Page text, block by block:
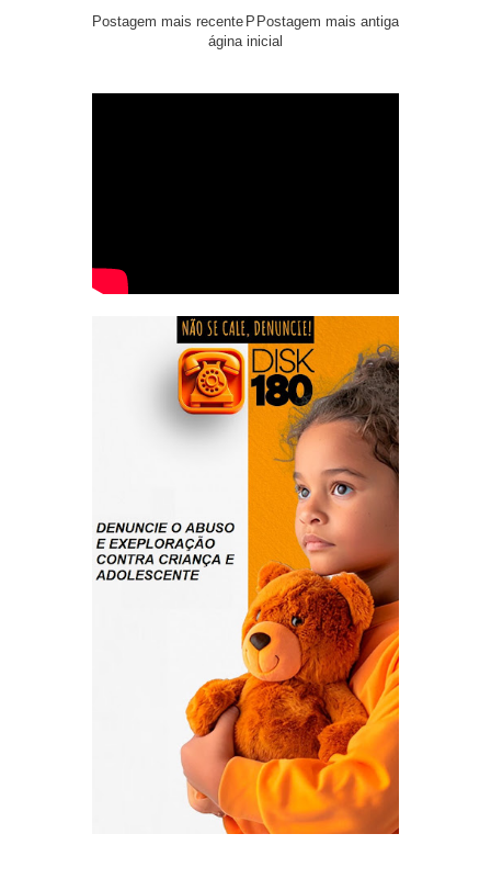
Postagem mais recente Postagem mais antiga
P
ágina inicial